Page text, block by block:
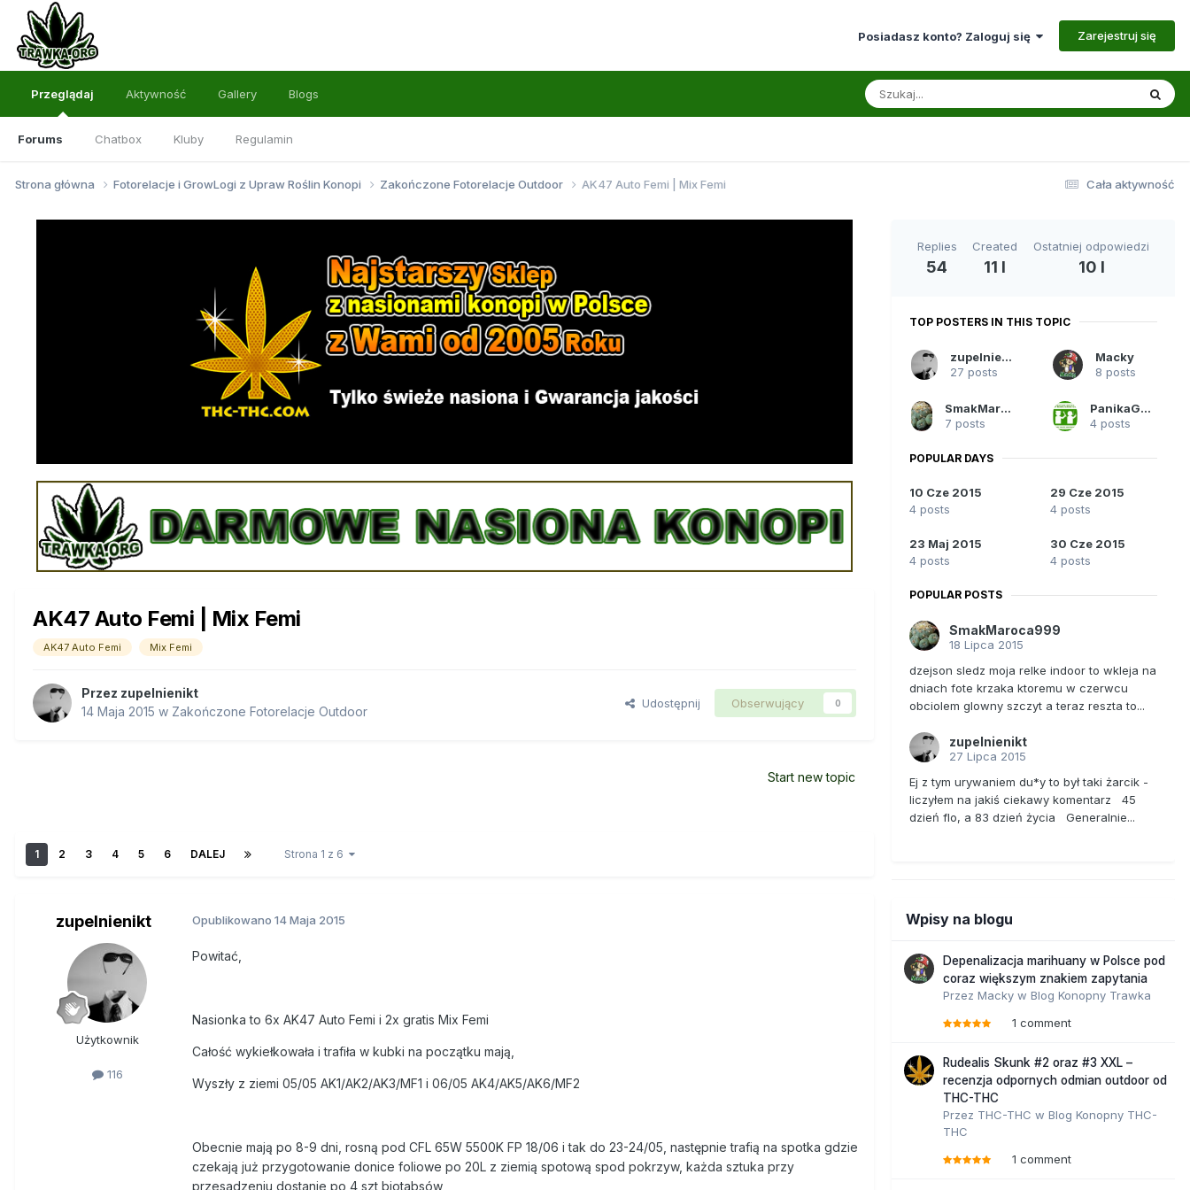
Posiadasz konto? Zaloguj się Zarejestruj się
Przeglądaj
Forums Chatbox Kluby Regulamin
Aktywność Gallery Blogs
Cała aktywność
Strona główna Fotorelacje i GrowLogi z Upraw Roślin Konopi Zakończone Fotorelacje Outdoor AK47 Auto Femi | Mix Femi
AK47 Auto Femi | Mix Femi
AK47 Auto Femi Mix Femi
Przez zupelnienikt
14 Maja 2015 w Zakończone Fotorelacje Outdoor
Udostępnij Obserwujący 0
Start new topic
1 2 3 4 5 6 DALEJ Strona 1 z 6
zupelnienikt
Użytkownik
116
Opublikowano 14 Maja 2015
Powitać,
Nasionka to 6x AK47 Auto Femi i 2x gratis Mix Femi
Całość wykiełkowała i trafiła w kubki na początku mają,
Wyszły z ziemi 05/05 AK1/AK2/AK3/MF1 i 06/05 AK4/AK5/AK6/MF2
Obecnie mają po 8-9 dni, rosną pod CFL 65W 5500K FP 18/06 i tak do 23-24/05, następnie trafią na spotka gdzie
czekają już przygotowanie donice foliowe po 20L z ziemią spotową spod pokrzyw, każda sztuka przy
przesadzeniu dostanie po 4 szt biotabsów,
Replies
54
Created
11 l
Ostatniej odpowiedzi
10 l
TOP POSTERS IN THIS TOPIC
zupelnienikt
27 posts
Macky
8 posts
SmakMaroca999
7 posts
PanikaGoryla
4 posts
POPULAR DAYS
10 Cze 2015
4 posts
29 Cze 2015
4 posts
23 Maj 2015
4 posts
30 Cze 2015
4 posts
POPULAR POSTS
SmakMaroca999
18 Lipca 2015
dzejson sledz moja relke indoor to wkleja na
dniach fote krzaka ktoremu w czerwcu
obciolem glowny szczyt a teraz reszta to...
zupelnienikt
27 Lipca 2015
Ej z tym urywaniem du*y to był taki żarcik -
liczyłem na jakiś ciekawy komentarz 45
dzień flo, a 83 dzień życia Generalnie...
Wpisy na blogu
Depenalizacja marihuany w Polsce pod
coraz większym znakiem zapytania
Przez Macky w Blog Konopny Trawka
1 comment
Rudealis Skunk #2 oraz #3 XXL –
recenzja odpornych odmian outdoor od
THC-THC
Przez THC-THC w Blog Konopny THC-
THC
1 comment